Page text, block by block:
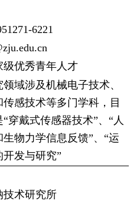
6221
级优秀青年人才
域涉及机械电子技术、
感技术等多门学科，目
穿戴式传感器技术”、“人
物力学信息反馈”、“运
发与研究”
技术研究所